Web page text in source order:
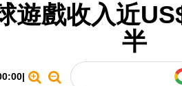
遊戲收入近
半
|